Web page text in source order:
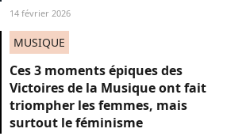
14 février 2026
MUSIQUE
Ces 3 moments épiques des
Victoires de la Musique ont fait
triompher les femmes, mais
surtout le féminisme